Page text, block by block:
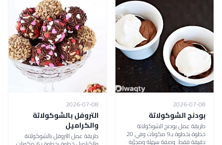
2026-07-08
بودنج الشوكولاتة
طريقة عمل بودنج الشوكولاتة
خطوة بخطوة بـ9 مكونات وفي 20
دقيقة فقط. وصفة سهلة ومجرّبة
2026-07-08
التروفل بالشوكولاتة
والكراميل
طريقة عمل التروفل بالشوكولاتة